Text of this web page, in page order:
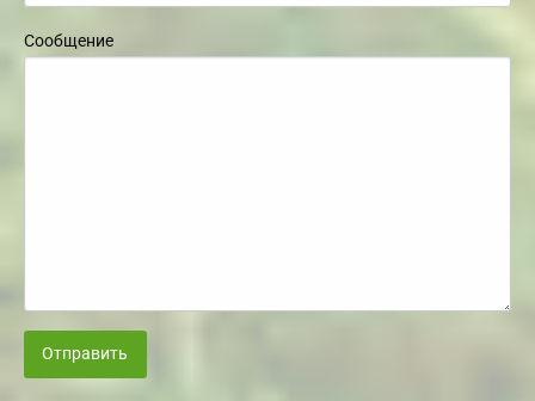
Сообщение
Отправить